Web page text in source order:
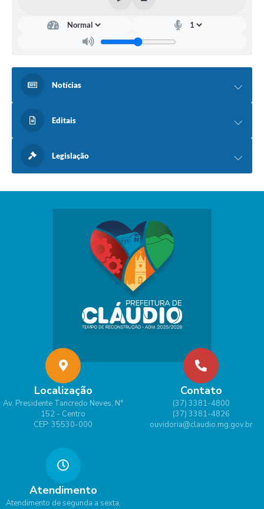
Notícias
Editais
Legislação
Localização
Av. Presidente Tancredo Neves, N°
152 - Centro
CEP: 35530-000
Contato
(37) 3381-4800
(37) 3381-4826
ouvidoria@claudio.mg.gov.br
Atendimento
Atendimento de segunda a sexta,